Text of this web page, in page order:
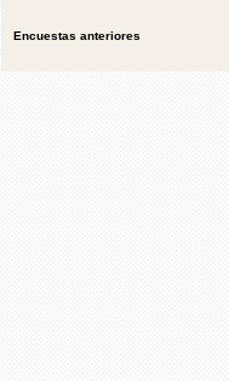
Encuestas anteriores